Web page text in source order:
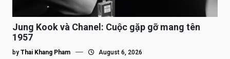
Jung Kook và Chanel: Cuộc gặp gỡ mang tên
1957
by Thai Khang Pham August 6, 2026